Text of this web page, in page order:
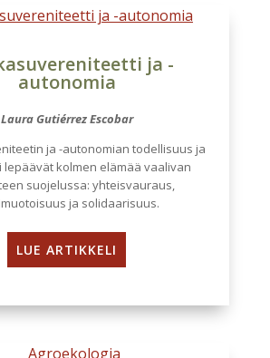
ja -
autonomia
Laura Gutiérrez Escobar
ja -autonomian todellisuus ja
lepäävät kolmen elämää vaalivan
suojelussa: yhteisvauraus,
ja solidaarisuus.
LUE ARTIKKELI